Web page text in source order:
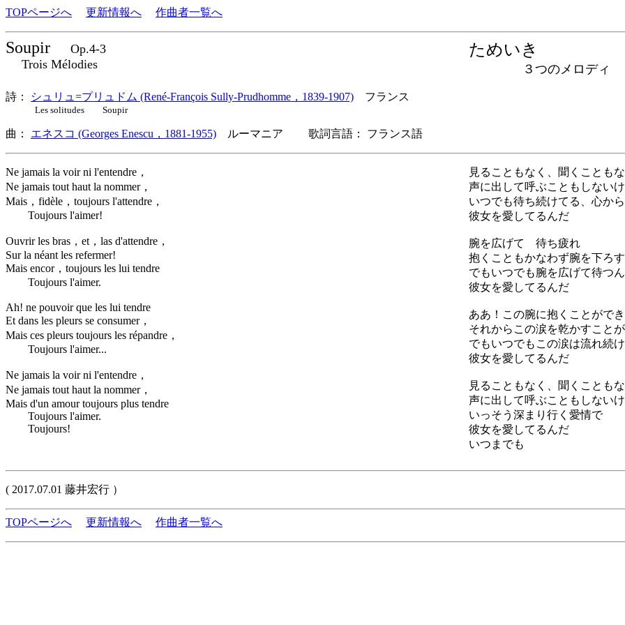
TOPページへ 更新情報へ 作曲者一覧へ
Soupir
Op.4-3
Trois Mélodies
ためいき
３つのメロディ
詩： シュリュ=プリュドム (René-François Sully-Prudhomme，1839-1907) フランス
Les solitudes Soupir
曲： エネスコ (Georges Enescu，1881-1955) ルーマニア 歌詞言語： フランス語
Ne jamais la voir ni l'entendre，
Ne jamais tout haut la nommer，
Mais，fidèle，toujours l'attendre，
Toujours l'aimer!
Ouvrir les bras，et，las d'attendre，
Sur la néant les refermer!
Mais encor，toujours les lui tendre
Toujours l'aimer.
Ah! ne pouvoir que les lui tendre
Et dans les pleurs se consumer，
Mais ces pleurs toujours les répandre，
Toujours l'aimer...
Ne jamais la voir ni l'entendre，
Ne jamais tout haut la nommer，
Mais d'un amour toujours plus tendre
Toujours l'aimer.
Toujours!
見ることもなく、聞くこともな
声に出して呼ぶこともしない
いつでも待ち続けてる、心から
彼女を愛してるんだ
腕を広げて 待ち疲れ
抱くこともかなわず腕を下ろす
でもいつでも腕を広げて待つ
彼女を愛してるんだ
ああ！この腕に抱くことがで
それからこの涙を乾かすこと
でもいつでもこの涙は流れ続
彼女を愛してるんだ
見ることもなく、聞くこともな
声に出して呼ぶこともしない
いっそう深まり行く愛情で
彼女を愛してるんだ
いつまでも
( 2017.07.01 藤井宏行 ）
TOPページへ 更新情報へ 作曲者一覧へ